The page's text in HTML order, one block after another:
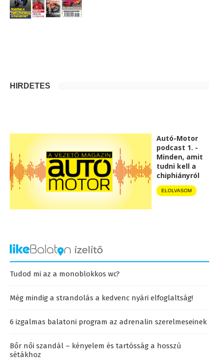
HIRDETÉS
Autó-Motor
podcast 1. -
Minden, amit
tudni kell a
chiphiányról
ELOLVASOM
Tudod mi az a monoblokkos wc?
Még mindig a strandolás a kedvenc nyári elfoglaltság!
6 izgalmas balatoni program az adrenalin szerelmeseinek
Bőr női szandál – kényelem és tartósság a hosszú
sétákhoz